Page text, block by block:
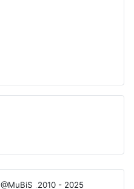
@MuBiS 2010 - 2025